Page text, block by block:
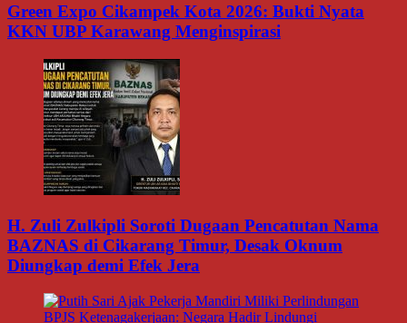
Green Expo Cikampek Kota 2026: Bukti Nyata
KKN UBP Karawang Menginspirasi
H. Zuli Zulkipli Soroti Dugaan Pencatutan Nama
BAZNAS di Cikarang Timur, Desak Oknum
Diungkap demi Efek Jera